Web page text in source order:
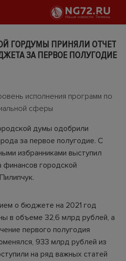
ГОРДУМЫ ПРИНЯЛИ ОТЧЕТ
ЗА ПЕРВОЕ ПОЛУГОДИЕ
исполнения программ по
сферы
думы одобрили
за первое полугодие. С
избранниками выступил
финансов городской
о бюджете на 2021 год
в объеме 32,6 млрд рублей, а
первого полугодия
933 млрд рублей из
на ряд важных статей